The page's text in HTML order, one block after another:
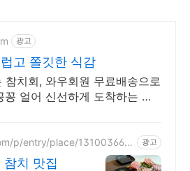
광고
고 쫄깃한 식감
참치회, 와우회원 무료배송으로
얼어 신선하게 도착하는 생
p/entry/place/131003660
광고
치 맛집